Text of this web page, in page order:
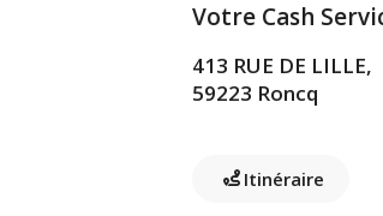
Votre Cash
413 RUE DE LILLE,
59223 Roncq
Itinéraire